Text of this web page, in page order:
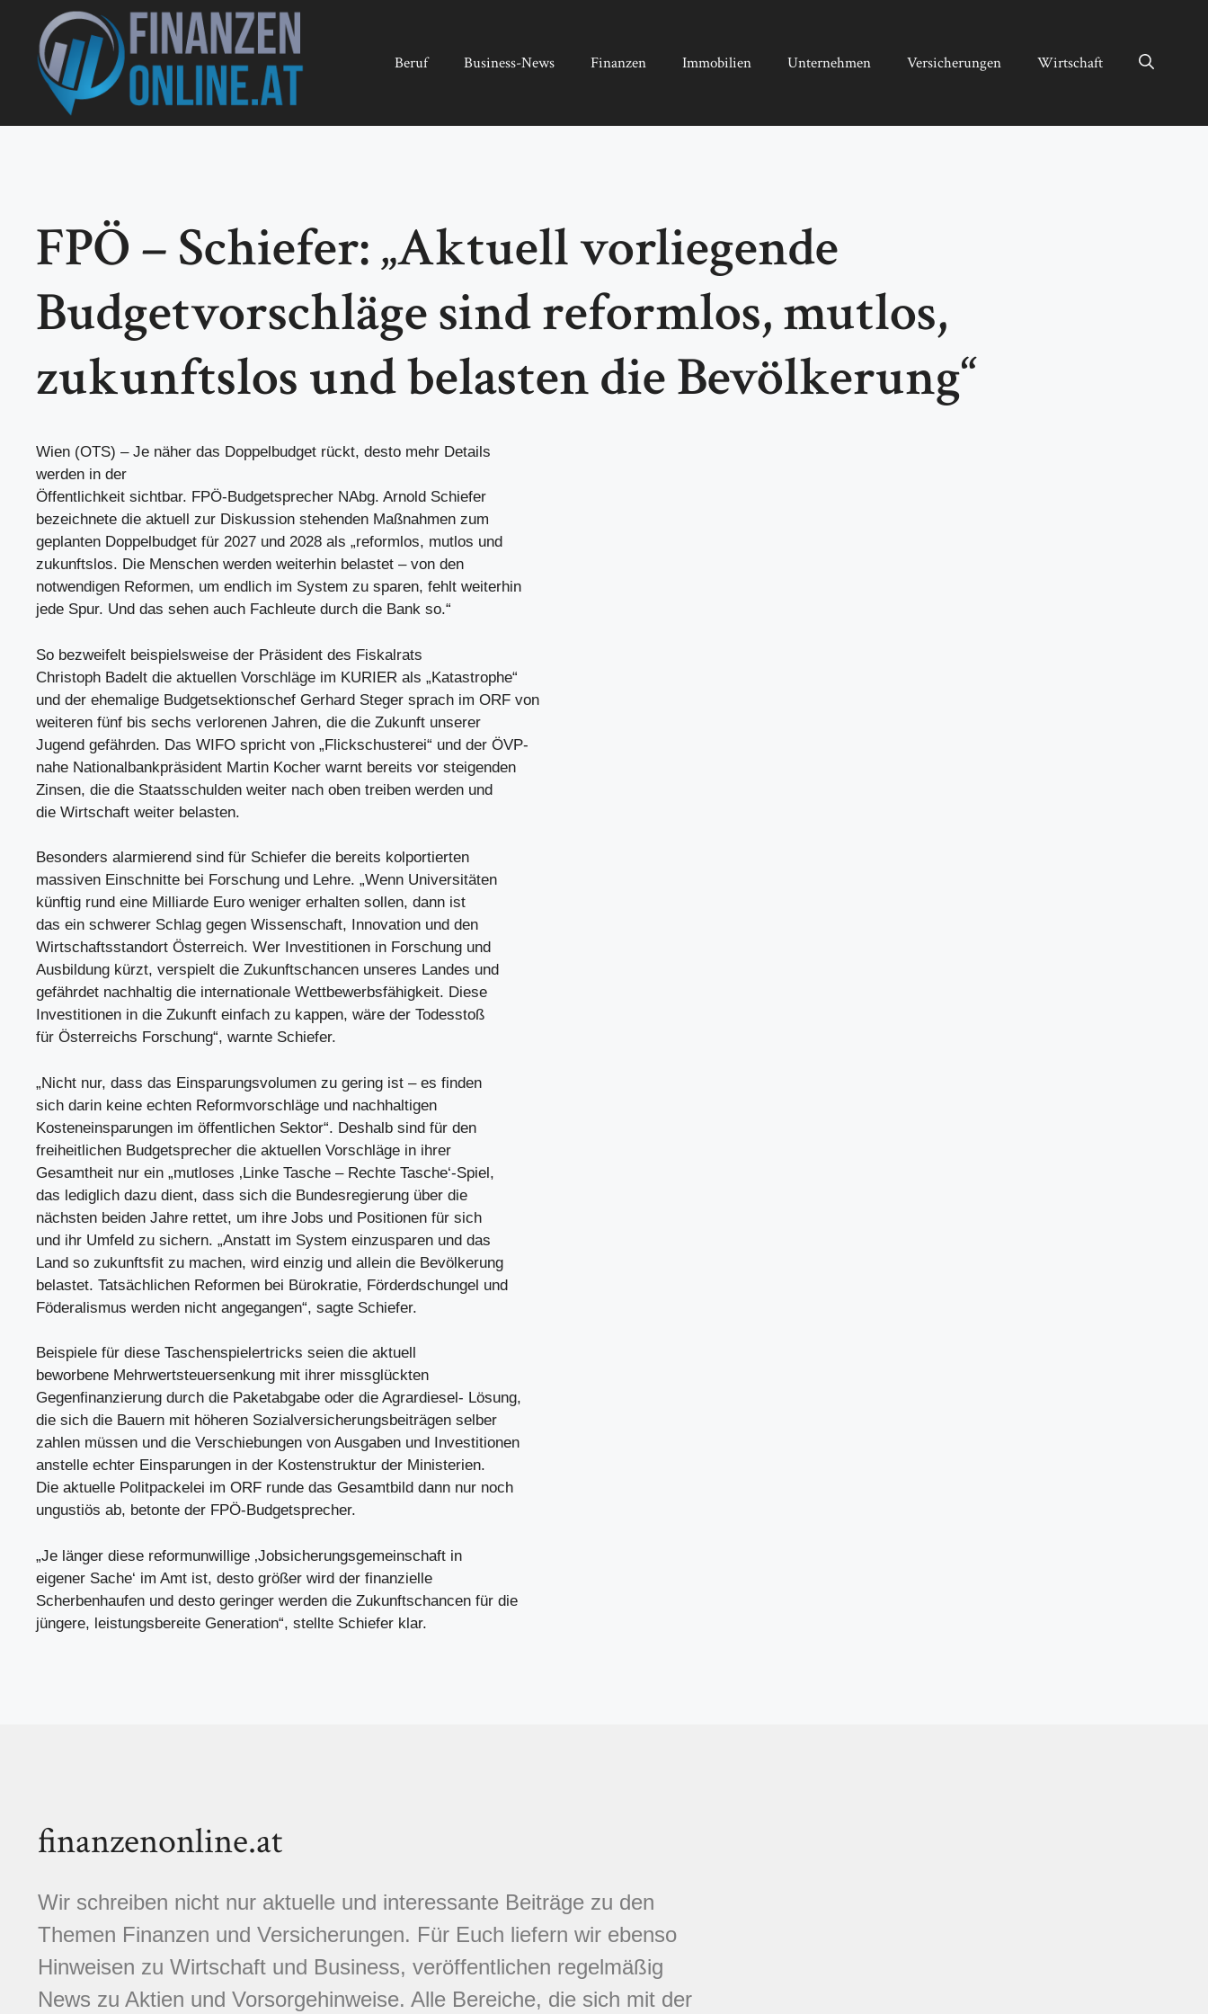
springen
Beruf Business-News Finanzen Immobilien Unternehmen Versicherungen Wirtschaft
FPÖ – Schiefer: „Aktuell vorliegende
Budgetvorschläge sind reformlos, mutlos,
zukunftslos und belasten die Bevölkerung“
Wien (OTS) – Je näher das Doppelbudget rückt, desto mehr Details
werden in der
Öffentlichkeit sichtbar. FPÖ-Budgetsprecher NAbg. Arnold Schiefer
bezeichnete die aktuell zur Diskussion stehenden Maßnahmen zum
geplanten Doppelbudget für 2027 und 2028 als „reformlos, mutlos und
zukunftslos. Die Menschen werden weiterhin belastet – von den
notwendigen Reformen, um endlich im System zu sparen, fehlt weiterhin
jede Spur. Und das sehen auch Fachleute durch die Bank so.“
So bezweifelt beispielsweise der Präsident des Fiskalrats
Christoph Badelt die aktuellen Vorschläge im KURIER als „Katastrophe“
und der ehemalige Budgetsektionschef Gerhard Steger sprach im ORF von
weiteren fünf bis sechs verlorenen Jahren, die die Zukunft unserer
Jugend gefährden. Das WIFO spricht von „Flickschusterei“ und der ÖVP-
nahe Nationalbankpräsident Martin Kocher warnt bereits vor steigenden
Zinsen, die die Staatsschulden weiter nach oben treiben werden und
die Wirtschaft weiter belasten.
Besonders alarmierend sind für Schiefer die bereits kolportierten
massiven Einschnitte bei Forschung und Lehre. „Wenn Universitäten
künftig rund eine Milliarde Euro weniger erhalten sollen, dann ist
das ein schwerer Schlag gegen Wissenschaft, Innovation und den
Wirtschaftsstandort Österreich. Wer Investitionen in Forschung und
Ausbildung kürzt, verspielt die Zukunftschancen unseres Landes und
gefährdet nachhaltig die internationale Wettbewerbsfähigkeit. Diese
Investitionen in die Zukunft einfach zu kappen, wäre der Todesstoß
für Österreichs Forschung“, warnte Schiefer.
„Nicht nur, dass das Einsparungsvolumen zu gering ist – es finden
sich darin keine echten Reformvorschläge und nachhaltigen
Kosteneinsparungen im öffentlichen Sektor“. Deshalb sind für den
freiheitlichen Budgetsprecher die aktuellen Vorschläge in ihrer
Gesamtheit nur ein „mutloses ‚Linke Tasche – Rechte Tasche‘-Spiel,
das lediglich dazu dient, dass sich die Bundesregierung über die
nächsten beiden Jahre rettet, um ihre Jobs und Positionen für sich
und ihr Umfeld zu sichern. „Anstatt im System einzusparen und das
Land so zukunftsfit zu machen, wird einzig und allein die Bevölkerung
belastet. Tatsächlichen Reformen bei Bürokratie, Förderdschungel und
Föderalismus werden nicht angegangen“, sagte Schiefer.
Beispiele für diese Taschenspielertricks seien die aktuell
beworbene Mehrwertsteuersenkung mit ihrer missglückten
Gegenfinanzierung durch die Paketabgabe oder die Agrardiesel- Lösung,
die sich die Bauern mit höheren Sozialversicherungsbeiträgen selber
zahlen müssen und die Verschiebungen von Ausgaben und Investitionen
anstelle echter Einsparungen in der Kostenstruktur der Ministerien.
Die aktuelle Politpackelei im ORF runde das Gesamtbild dann nur noch
ungustiös ab, betonte der FPÖ-Budgetsprecher.
„Je länger diese reformunwillige ‚Jobsicherungsgemeinschaft in
eigener Sache‘ im Amt ist, desto größer wird der finanzielle
Scherbenhaufen und desto geringer werden die Zukunftschancen für die
jüngere, leistungsbereite Generation“, stellte Schiefer klar.
finanzenonline.at
Wir schreiben nicht nur aktuelle und interessante Beiträge zu den
Themen Finanzen und Versicherungen. Für Euch liefern wir ebenso
Hinweisen zu Wirtschaft und Business, veröffentlichen regelmäßig
News zu Aktien und Vorsorgehinweise. Alle Bereiche, die sich mit der